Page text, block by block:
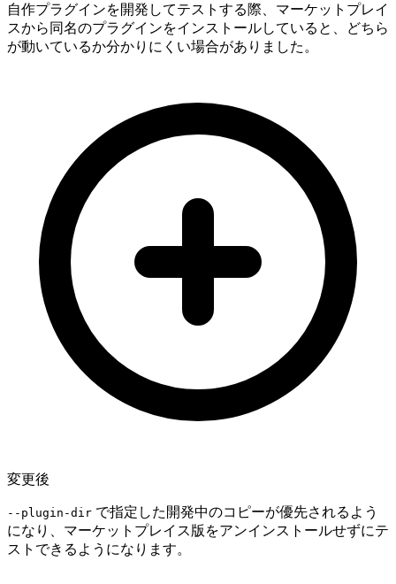
自作プラグインを開発してテストする際、マーケットプレイ
スから同名のプラグインをインストールしていると、どちら
が動いているか分かりにくい場合がありました。
変更後
--plugin-dir で指定した開発中のコピーが優先されるよう
になり、マーケットプレイス版をアンインストールせずにテ
ストできるようになります。